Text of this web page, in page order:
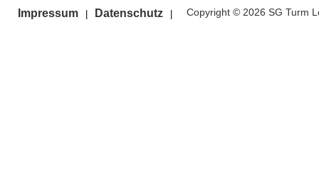
Impressum Datenschutz Copyright © 2026 SG Turm